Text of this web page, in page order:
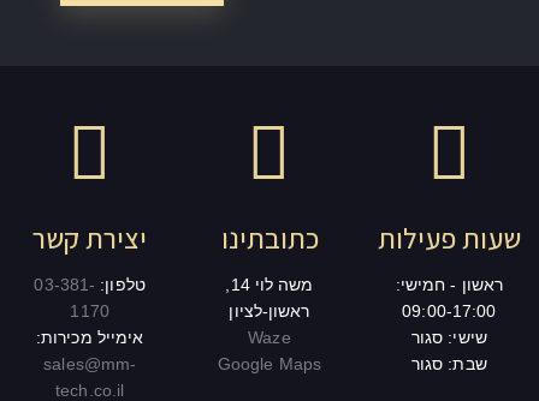
שעות פעילות
ראשון - חמישי:
09:00-17:00
שישי: סגור
שבת: סגור
כתובתינו
ראשון-לציון
Waze
Google Maps
יצירת קשר
טלפון: 03-381-
1170
אימייל מכירות:
sales@mm-
tech.co.il